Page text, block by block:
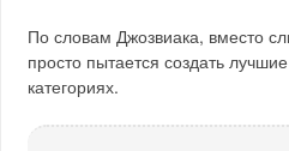
По словам Джозвиака, вместо
просто пытается создать
категориях.